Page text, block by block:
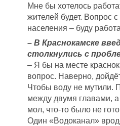
Мне бы хотелось
жителей будет. Вопрос
населения – буду
– В Краснокамске
столкнулись с
– Я бы на месте
вопрос. Наверно,
Чтобы воду не мутили.
между двумя главами,
мол, что-то было не
Один «Водоканал»